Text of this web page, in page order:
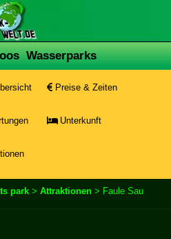
Wasserparks
Preise & Zeiten
Unterkunft
park > Attraktionen > Faule Sau